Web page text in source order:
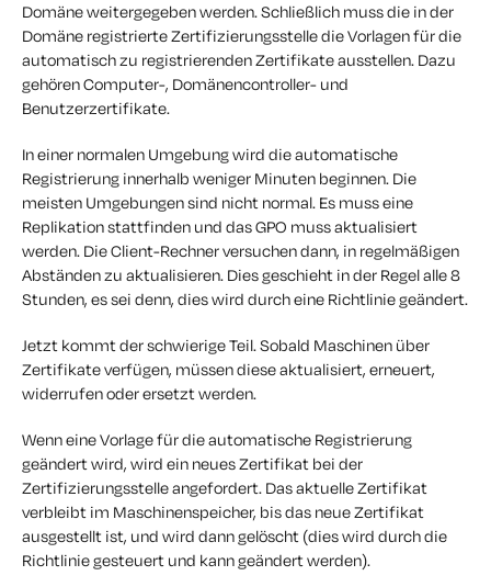
Domäne weitergegeben werden. Schließlich muss die in der
Domäne registrierte Zertifizierungsstelle die Vorlagen für die
automatisch zu registrierenden Zertifikate ausstellen. Dazu
gehören Computer-, Domänencontroller- und
Benutzerzertifikate.
In einer normalen Umgebung wird die automatische
Registrierung innerhalb weniger Minuten beginnen. Die
meisten Umgebungen sind nicht normal. Es muss eine
Replikation stattfinden und das GPO muss aktualisiert
werden. Die Client-Rechner versuchen dann, in regelmäßigen
Abständen zu aktualisieren. Dies geschieht in der Regel alle 8
Stunden, es sei denn, dies wird durch eine Richtlinie geändert.
Jetzt kommt der schwierige Teil. Sobald Maschinen über
Zertifikate verfügen, müssen diese aktualisiert, erneuert,
widerrufen oder ersetzt werden.
Wenn eine Vorlage für die automatische Registrierung
geändert wird, wird ein neues Zertifikat bei der
Zertifizierungsstelle angefordert. Das aktuelle Zertifikat
verbleibt im Maschinenspeicher, bis das neue Zertifikat
ausgestellt ist, und wird dann gelöscht (dies wird durch die
Richtlinie gesteuert und kann geändert werden).